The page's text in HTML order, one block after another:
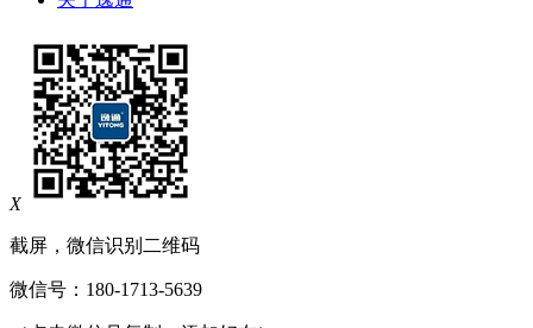
X
截屏，微信识别二维码
微信号： 180-1713-5639